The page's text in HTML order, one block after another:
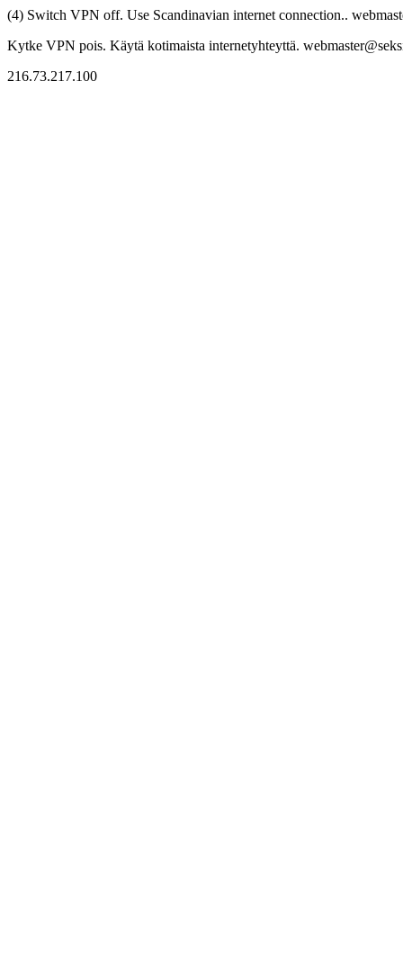
(4) Switch VPN off. Use Scandinavian internet connection..
Kytke VPN pois. Käytä kotimaista internetyhteyttä.
216.73.217.100